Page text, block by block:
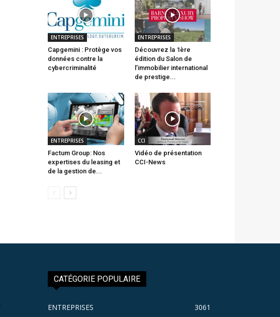
ENTREPRISES
Capgemini : Protège vos
données contre la
cybercriminalité
ENTREPRISES
Découvrez la 1ère
édition du Salon de
l’immobilier international
de prestige...
ENTREPRISES
Factum Group: Nos
expertises du leasing et
de la gestion de...
CCI
Vidéo de présentation
CCI-News
CATÉGORIE POPULAIRE
ENTREPRISES 3061